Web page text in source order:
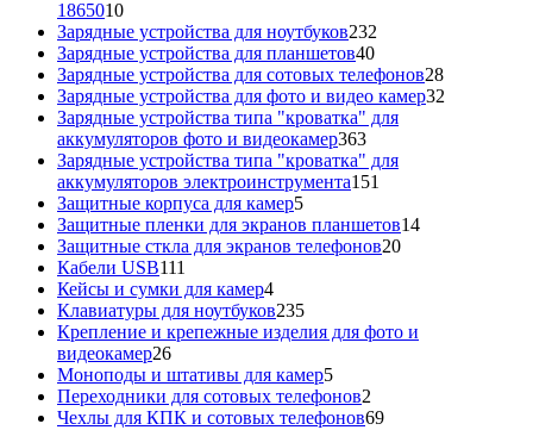
186501010
товаров
Зарядные устройства для ноутбуков232
Зарядные устройства для планшетов4040
товаров
Зарядные устройства для сотовых телефонов2828
товаров
Зарядные устройства для фото и видео камер32
Зарядные устройства типа "кроватка" для
аккумуляторов фото и видеокамер363363
товара
Зарядные устройства типа "кроватка" для
аккумуляторов электроинструмента151
Защитные корпуса для камер55
товаров
Защитные пленки для экранов планшетов1414
Защитные сткла для экранов телефонов2020
Кабели USB111
товаров
Кейсы и сумки для камер44
товара
Клавиатуры для ноутбуков235235
товаров
Крепление и крепежные изделия для фото и
видеокамер2626
товаров
Моноподы и штативы для камер55
товаров
Переходники для сотовых телефонов2
товара
Чехлы для КПК и сотовых телефонов6969